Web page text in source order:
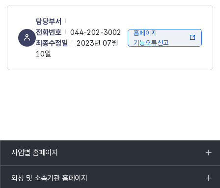
담당부서
전화번호
044-202-3002
최종수정일
2023년 07월
10일
홈페이지
기능오류신고
사업별 홈페이지
목록
열기
외청 및 소속기관 홈페이지
목록